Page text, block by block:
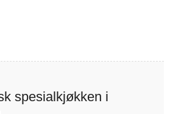
spesialkjøkken i